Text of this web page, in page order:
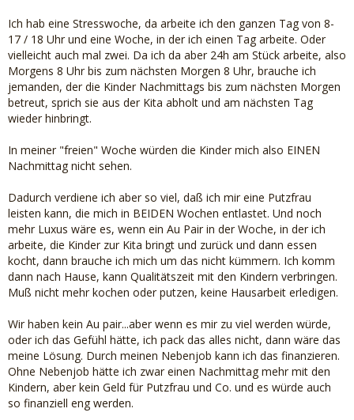
Ich hab eine Stresswoche, da arbeite ich den ganzen Tag von 8-
17 / 18 Uhr und eine Woche, in der ich einen Tag arbeite. Oder
vielleicht auch mal zwei. Da ich da aber 24h am Stück arbeite, also
Morgens 8 Uhr bis zum nächsten Morgen 8 Uhr, brauche ich
jemanden, der die Kinder Nachmittags bis zum nächsten Morgen
betreut, sprich sie aus der Kita abholt und am nächsten Tag
wieder hinbringt.
In meiner "freien" Woche würden die Kinder mich also EINEN
Nachmittag nicht sehen.
Dadurch verdiene ich aber so viel, daß ich mir eine Putzfrau
leisten kann, die mich in BEIDEN Wochen entlastet. Und noch
mehr Luxus wäre es, wenn ein Au Pair in der Woche, in der ich
arbeite, die Kinder zur Kita bringt und zurück und dann essen
kocht, dann brauche ich mich um das nicht kümmern. Ich komm
dann nach Hause, kann Qualitätszeit mit den Kindern verbringen.
Muß nicht mehr kochen oder putzen, keine Hausarbeit erledigen.
Wir haben kein Au pair...aber wenn es mir zu viel werden würde,
oder ich das Gefühl hätte, ich pack das alles nicht, dann wäre das
meine Lösung. Durch meinen Nebenjob kann ich das finanzieren.
Ohne Nebenjob hätte ich zwar einen Nachmittag mehr mit den
Kindern, aber kein Geld für Putzfrau und Co. und es würde auch
so finanziell eng werden.